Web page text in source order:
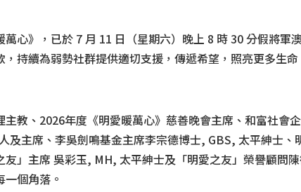
心》，已於 7 月 11 日（星期六）晚上 8 時 30 分假將軍
持續為弱勢社群提供適切支援，傳遞希望，照亮更多生命
教、2026年度《明愛暖萬心》慈善晚會主席、和富社會
主席、李吳劍鳴基金主席李宗德博士, GBS, 太平紳士、
」主席 吳彩玉, MH, 太平紳士及「明愛之友」榮譽顧問
個角落。